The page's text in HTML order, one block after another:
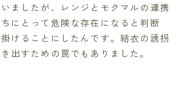
ましたが、レンジとモクマルの連携
にとって危険な存在になると判断
けることにしたんです。結衣の誘拐
出すための罠でもありました。